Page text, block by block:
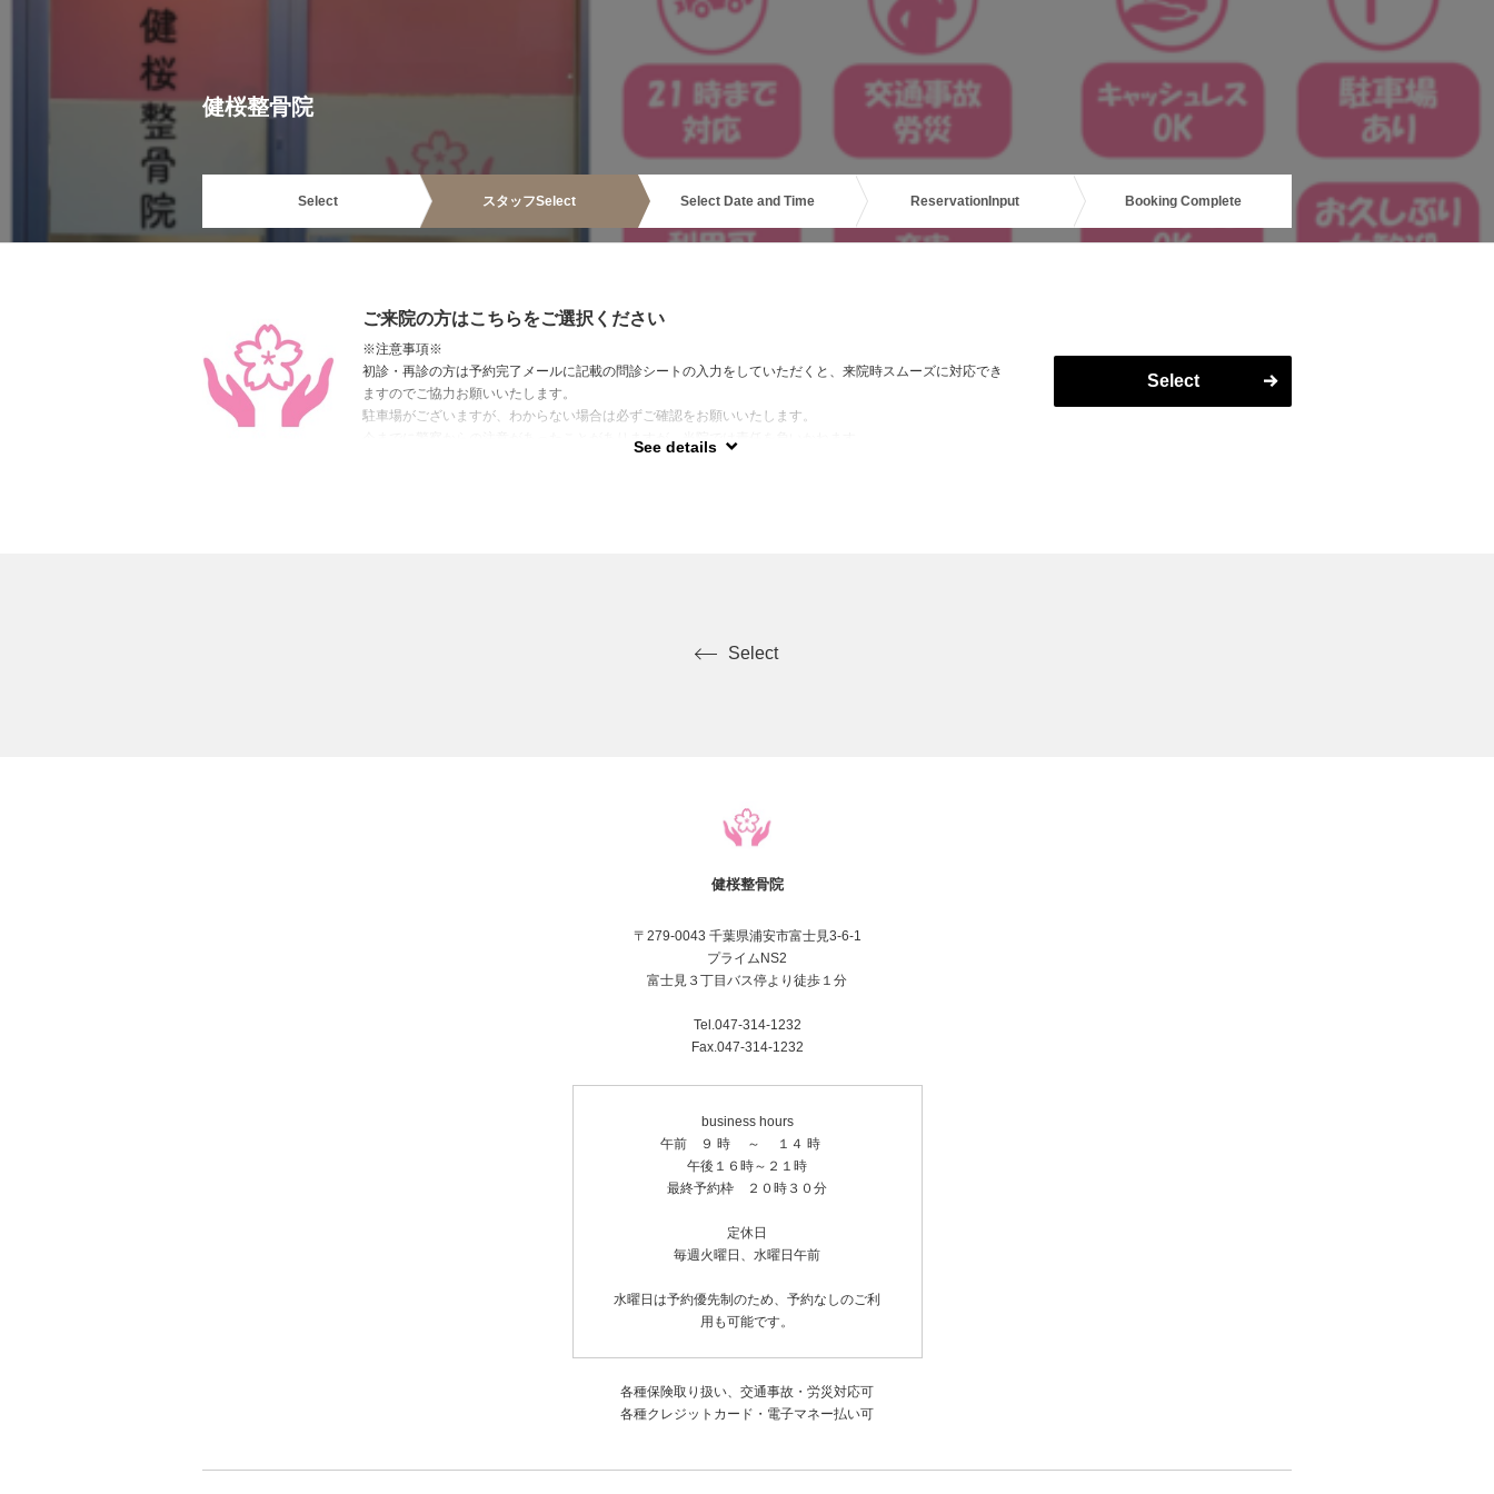
健桜整骨院
Select スタッフSelect Select Date and Time Reservation Input Booking Complete
ご来院の方はこちらをご選択ください
※注意事項※
初診・再診の方は予約完了メールに記載の問診シートの入力をしていただくと、来院時スムーズに対応でき
ますのでご協力お願いいたします。
駐車場がございますが、わからない場合は必ずご確認をお願いいたします。
今までに警察からの注意があったことがありますが、当院では責任を負いかねます。
See details
Select
Select
健桜整骨院
〒279-0043 千葉県浦安市富士見3-6-1
プライムNS2
富士見３丁目バス停より徒歩１分
Tel.047-314-1232
Fax.047-314-1232
business hours
午前 ９ 時 ～ １４ 時
午後１６時～２１時
最終予約枠 ２０時３０分
定休日
毎週火曜日、水曜日午前
水曜日は予約優先制のため、予約なしのご利
用も可能です。
各種保険取り扱い、交通事故・労災対応可
各種クレジットカード・電子マネー払い可